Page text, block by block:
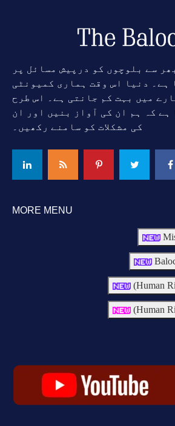
سے بلوچوں کو درپیش مسائل پر
ہے۔ دنیا اس وقت ہماری کمیونٹی
میں بہت کم جانتی ہے۔ اس طرح
ہے کہ ہم ان کی آواز بنیں اور ان
کی مشکلات کو سامنے رکھیں۔
MORE MENU
Human
Human